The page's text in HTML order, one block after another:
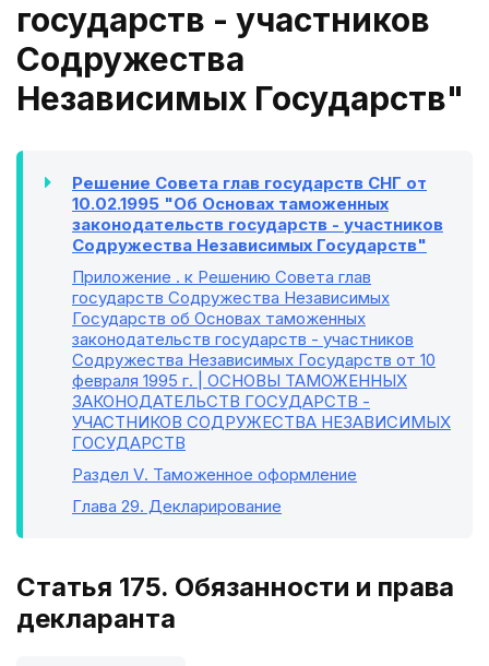
государств - участников
Содружества
Независимых Государств"
Решение Совета глав государств СНГ от
10.02.1995 "Об Основах таможенных
законодательств государств - участников
Содружества Независимых Государств"
Приложение . к Решению Совета глав
государств Содружества Независимых
Государств об Основах таможенных
законодательств государств - участников
Содружества Независимых Государств от 10
февраля 1995 г. | ОСНОВЫ ТАМОЖЕННЫХ
ЗАКОНОДАТЕЛЬСТВ ГОСУДАРСТВ -
УЧАСТНИКОВ СОДРУЖЕСТВА НЕЗАВИСИМЫХ
ГОСУДАРСТВ
Раздел V. Таможенное оформление
Глава 29. Декларирование
Статья 175. Обязанности и права
декларанта